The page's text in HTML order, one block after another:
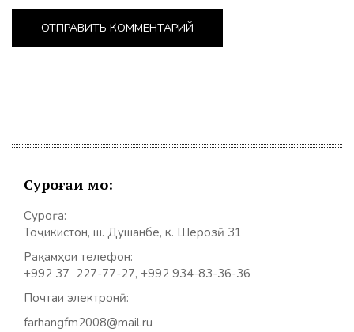
Суроғаи мо:
Суроға:
Тоҷикистон, ш. Душанбе, к. Шерозӣ 31
Рақамҳои телефон:
+992 37 227-77-27, +992 934-83-36-36
Почтаи электронӣ:
farhangfm2008@mail.ru